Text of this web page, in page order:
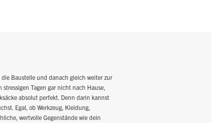
Baustelle und danach gleich weiter zur
Tagen gar nicht nach Hause,
absolut perfekt. Denn darin kannst
Egal, ob Werkzeug, Kleidung,
wertvolle Gegenstände wie dein